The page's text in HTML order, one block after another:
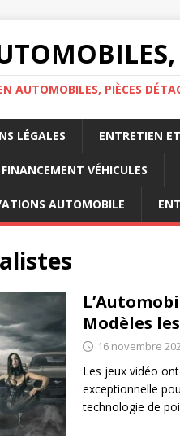
AUTOMOBILES, PIÈCES
LÉGALES ENTRETIEN
VÉHICULES
AUTOMOBILE
Modèles
16 novembre
Les jeux vidéo
exceptionnelle
technologie de